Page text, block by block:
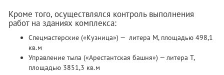
Кроме того, осуществлялся контроль выполнения
работ на зданиях комплекса:
Спецмастерские («Кузница») — литера М, площадью 498,1
кв.м
Управление тыла («Арестантская башня») — литера Т,
площадью 3851,3 кв.м